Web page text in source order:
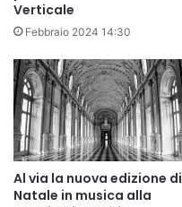
Verticale
Febbraio 2024 14:30
Al via la nuova edizione di
Natale in musica alla